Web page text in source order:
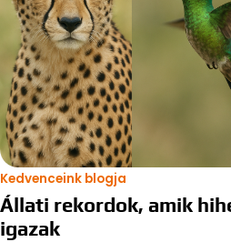
Kedvenceink blogja
Állati rekordok, amik
igazak